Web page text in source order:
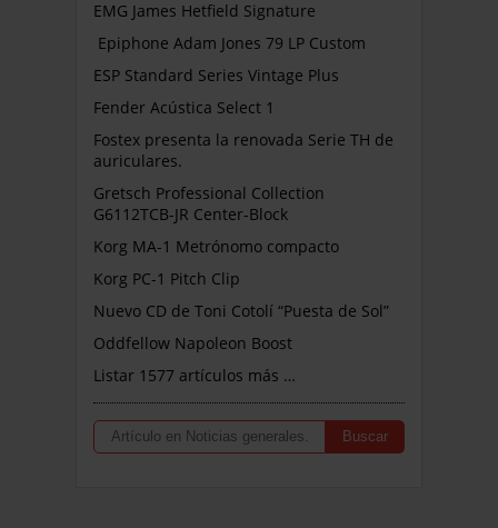
EMG James Hetfield Signature
Epiphone Adam Jones 79 LP Custom
ESP Standard Series Vintage Plus
Fender Acústica Select 1
Fostex presenta la renovada Serie TH de
auriculares.
Gretsch Professional Collection
G6112TCB-JR Center-Block
Korg MA-1 Metrónomo compacto
Korg PC-1 Pitch Clip
Nuevo CD de Toni Cotolí “Puesta de Sol”
Oddfellow Napoleon Boost
Listar 1577 artículos más …